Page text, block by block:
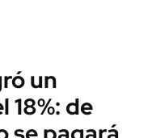
un
18%: de